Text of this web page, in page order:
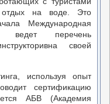
отдых на воде. Это
Международная
ведет перечень
своей
используя опыт
сертификацию
АБВ (Академия